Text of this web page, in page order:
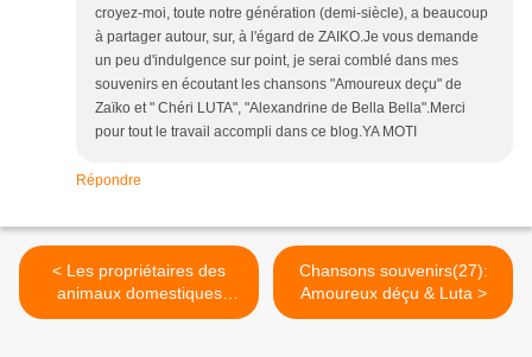
croyez-moi, toute notre génération (demi-siècle), a beaucoup
à partager autour, sur, à l'égard de ZAIKO.Je vous demande
un peu d'indulgence sur point, je serai comblé dans mes
souvenirs en écoutant les chansons "Amoureux deçu" de
Zaïko et " Chéri LUTA", "Alexandrine de Bella Bella".Merci
pour tout le travail accompli dans ce blog.YA MOTI
Répondre
< Les propriétaires des
animaux domestiques
protégés contre le cancer!
Chansons souvenirs(27):
Amoureux déçu & Luta >